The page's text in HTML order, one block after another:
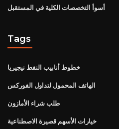
أسوأ التخصصات الكلية في المستقبل
Tags
خطوط أنابيب النفط نيجيريا
الهاتف المحمول لتداول الفوركس
طلب شراء الأمازون
خيارات الأسهم قصيرة الاصطناعية